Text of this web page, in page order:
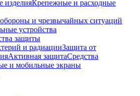
изделияКрепежные и расходные
и чрезвычайных ситуаций
устройства
защиты
и радиацииЗащита от
Активная защитаСредства
и мобильные экраны